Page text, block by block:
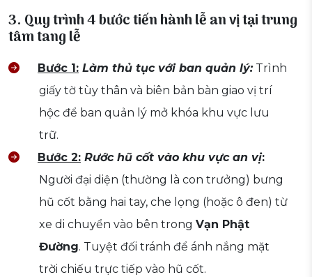
3. Quy trình 4 bước tiến hành lễ an vị tại trung
tâm tang lễ
Bước 1: Làm thủ tục với ban quản lý:Trình
giấy tờ tùy thân và biên bản bàn giao vị trí
hộc để ban quản lý mở khóa khu vực lưu
trữ.
Bước 2: Rước hũ cốt vào khu vực an vị:
Người đại diện (thường là con trưởng) bưng
hũ cốt bằng hai tay, che lọng (hoặc ô đen) từ
xe di chuyển vào bên trong Vạn Phật
Đường. Tuyệt đối tránh để ánh nắng mặt
trời chiếu trực tiếp vào hũ cốt.